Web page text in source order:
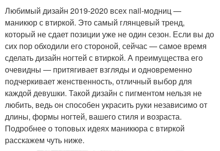
Любимый дизайн 2019-2020 всех nail-модниц —
маникюр с втиркой. Это самый глянцевый тренд,
который не сдает позиции уже не один сезон. Если вы до
сих пор обходили его стороной, сейчас — самое время
сделать дизайн ногтей с втиркой. А преимущества его
очевидны — притягивает взгляды и одновременно
подчеркивает женственность, отличный выбор для
каждой девушки. Такой дизайн с пигментом нельзя не
любить, ведь он способен украсить руки независимо от
длины, формы ногтей, вашего стиля и возраста.
Подробнее о топовых идеях маникюра с втиркой
расскажем чуть ниже.